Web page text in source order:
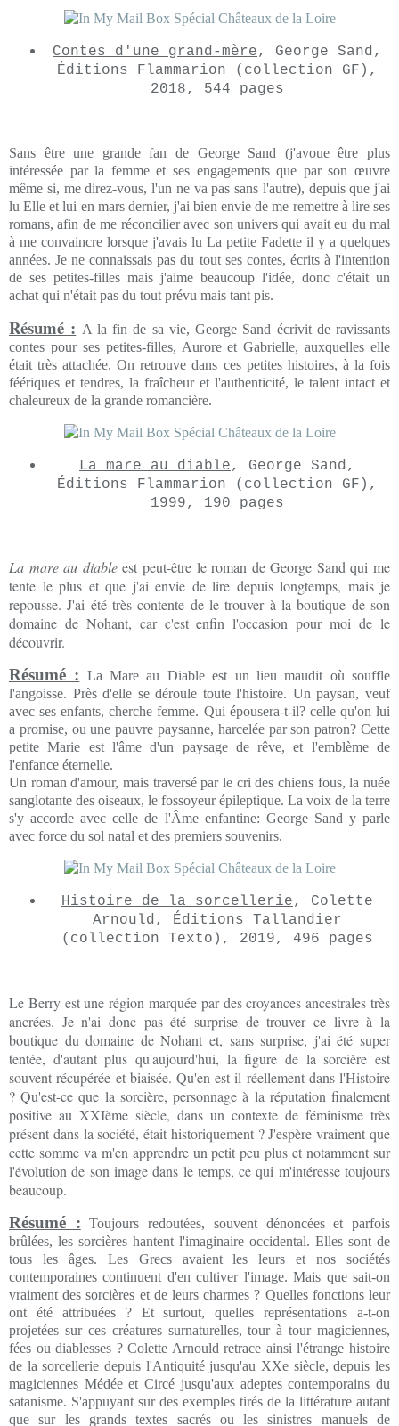
Contes d'une grand-mère, George Sand,
Éditions Flammarion (collection GF),
2018, 544 pages
Sans être une grande fan de George Sand (j'avoue être plus
intéressée par la femme et ses engagements que par son œuvre
même si, me direz-vous, l'un ne va pas sans l'autre), depuis que j'ai
lu Elle et lui en mars dernier, j'ai bien envie de me remettre à lire ses
romans, afin de me réconcilier avec son univers qui avait eu du mal
à me convaincre lorsque j'avais lu La petite Fadette il y a quelques
années. Je ne connaissais pas du tout ses contes, écrits à l'intention
de ses petites-filles mais j'aime beaucoup l'idée, donc c'était un
achat qui n'était pas du tout prévu mais tant pis.
Résumé : A la fin de sa vie, George Sand écrivit de ravissants
contes pour ses petites-filles, Aurore et Gabrielle, auxquelles elle
était très attachée. On retrouve dans ces petites histoires, à la fois
féériques et tendres, la fraîcheur et l'authenticité, le talent intact et
chaleureux de la grande romancière.
La mare au diable, George Sand,
Éditions Flammarion (collection GF),
1999, 190 pages
La mare au diableest peut-être le roman de George Sand qui me
tente le plus et que j'ai envie de lire depuis longtemps, mais je
repousse. J'ai été très contente de le trouver à la boutique de son
domaine de Nohant, car c'est enfin l'occasion pour moi de le
découvrir.
Résumé : La Mare au Diable est un lieu maudit où souffle
l'angoisse. Près d'elle se déroule toute l'histoire. Un paysan, veuf
avec ses enfants, cherche femme. Qui épousera-t-il? celle qu'on lui
a promise, ou une pauvre paysanne, harcelée par son patron? Cette
petite Marie est l'âme d'un paysage de rêve, et l'emblème de
l'enfance éternelle.
Un roman d'amour, mais traversé par le cri des chiens fous, la nuée
sanglotante des oiseaux, le fossoyeur épileptique. La voix de la terre
s'y accorde avec celle de l'Âme enfantine: George Sand y parle
avec force du sol natal et des premiers souvenirs.
Histoire de la sorcellerie, Colette
Arnould, Éditions Tallandier
(collection Texto), 2019, 496 pages
Le Berry est une région marquée par des croyances ancestrales très
ancrées. Je n'ai donc pas été surprise de trouver ce livre à la
boutique du domaine de Nohant et, sans surprise, j'ai été super
tentée, d'autant plus qu'aujourd'hui, la figure de la sorcière est
souvent récupérée et biaisée. Qu'en est-il réellement dans l'Histoire
? Qu'est-ce que la sorcière, personnage à la réputation finalement
positive au XXIème siècle, dans un contexte de féminisme très
présent dans la société, était historiquement ? J'espère vraiment que
cette somme va m'en apprendre un petit peu plus et notamment sur
l'évolution de son image dans le temps, ce qui m'intéresse toujours
beaucoup.
Résumé :
Toujours redoutées, souvent dénoncées et parfois
brûlées, les sorcières hantent l'imaginaire occidental. Elles sont de
tous les âges. Les Grecs avaient les leurs et nos sociétés
contemporaines continuent d'en cultiver l'image. Mais que sait-on
vraiment des sorcières et de leurs charmes ? Quelles fonctions leur
ont été attribuées ? Et surtout, quelles représentations a-t-on
projetées sur ces créatures surnaturelles, tour à tour magiciennes,
fées ou diablesses ? Colette Arnould retrace ainsi l'étrange histoire
de la sorcellerie depuis l'Antiquité jusqu'au XXe siècle, depuis les
magiciennes Médée et Circé jusqu'aux adeptes contemporains du
satanisme. S'appuyant sur des exemples tirés de la littérature autant
que sur les grands textes sacrés ou les sinistres manuels de